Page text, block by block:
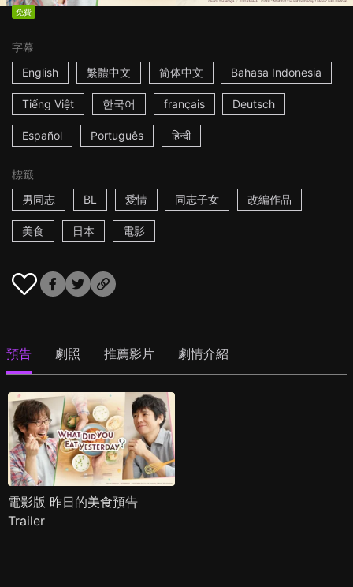
免費
字幕
English
繁體中文 简体中文 Bahasa Indonesia
Tiếng Việt 한국어 français Deutsch
Español Português हिन्दी
標籤
男同志
BL 愛情 同志子女 改編作品
美食 日本 電影
預告 劇照 推薦影片 劇情介紹
電影版 昨日的美食預告
Trailer